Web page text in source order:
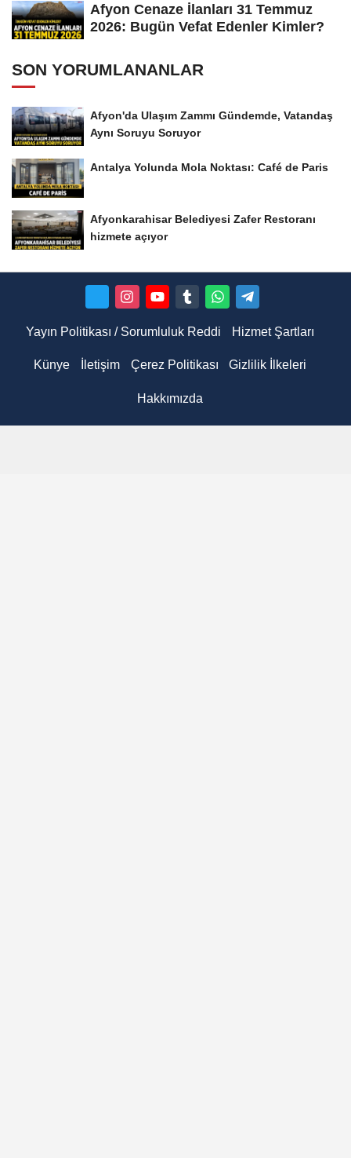
Afyon Cenaze İlanları 31 Temmuz
2026: Bugün Vefat Edenler Kimler?
SON YORUMLANANLAR
Afyon'da Ulaşım Zammı Gündemde, Vatandaş
Aynı Soruyu Soruyor
Antalya Yolunda Mola Noktası: Café de Paris
Afyonkarahisar Belediyesi Zafer Restoranı
hizmete açıyor
Yayın Politikası / Sorumluluk Reddi Hizmet Şartları
Künye İletişim Çerez Politikası Gizlilik İlkeleri
Hakkımızda